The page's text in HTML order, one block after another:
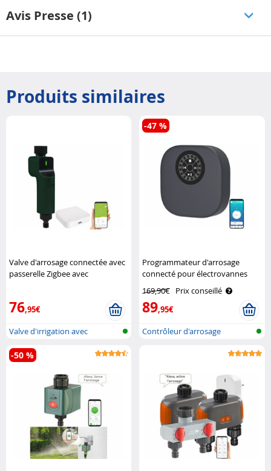
Avis Presse (1)
Produits similaires
Valve d'arrosage connectée avec
passerelle Zigbee avec
76,95€
Valve d'irrigation avec
passerelle ..
Programmateur d'arrosage
connecté pour électrovannes
169,90€ Prix conseillé
89,95€
-47 %
Contrôleur d'arrosage
-50 %